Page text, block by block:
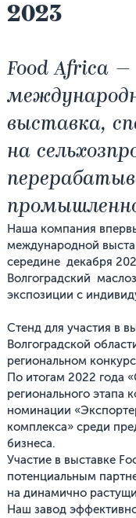
2023
Food Africa
выставка,
на
Наша компания
международной
середине декабря
Волгоградский
экспозиции с
Стенд для участия в
Волгоградской
региональном
По итогам 2022 года
регионального этапа
номинации
комплекса» среди
бизнеса.
Участие в выставке
потенциальным
на динамично
Наш завод